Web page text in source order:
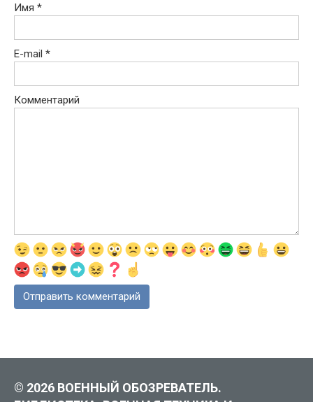
Имя *
E-mail *
Комментарий
© 2026 ВОЕННЫЙ ОБОЗРЕВАТЕЛЬ.